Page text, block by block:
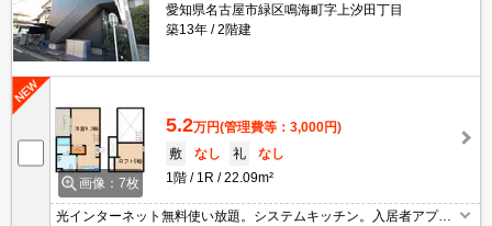
愛知県名古屋市緑区鳴海町字上汐田丁目
築13年
2階建
画像：7枚
5.2万円(管理費等：3,000円)
敷
なし 礼
なし
1階
1R 22.09m²
光インターネット無料使い放題。システムキッチン。入居者アプリ